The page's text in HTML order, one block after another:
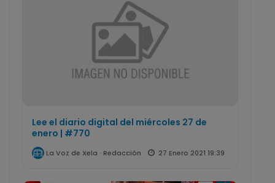
Lee el diario digital del miércoles 27 de
enero | #770
La Voz de Xela · Redacción 27 Enero 2021 19:39